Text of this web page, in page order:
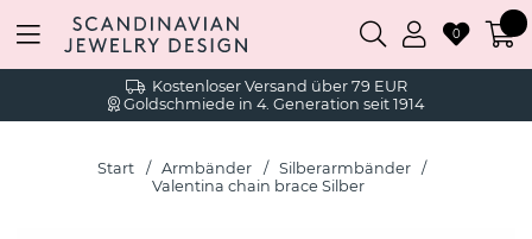
Kostenloser Versand über 79 EUR
Goldschmiede in 4. Generation seit 1914
0
Start Armbänder
Silberarmbänder
Valentina chain brace Silber